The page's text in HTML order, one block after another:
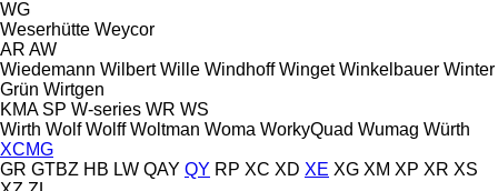
WG
Weserhütte Weycor
AR AW
Wiedemann Wilbert Wille Windhoff Winget Winkelbauer Winter
Grün Wirtgen
KMA SP W-series WR WS
Wirth Wolf Wolff Woltman Woma WorkyQuad Wumag Würth
XCMG
GR GTBZ HB LW QAY QY RP XC XD XE XG XM XP XR XS